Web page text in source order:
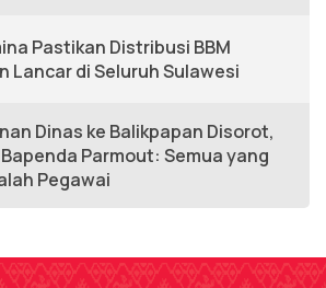
Pastikan Distribusi BBM
Lancar di Seluruh Sulawesi
Dinas ke Balikpapan Disorot,
Parmout: Semua yang
Pegawai